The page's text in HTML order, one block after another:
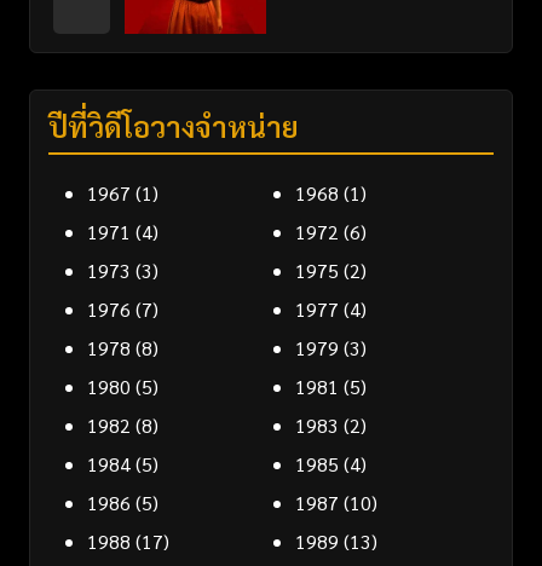
ปีที่วิดีโอวางจำหน่าย
1967 (1) 1968 (1)
1971 (4) 1972 (6)
1973 (3) 1975 (2)
1976 (7) 1977 (4)
1978 (8) 1979 (3)
1980 (5) 1981 (5)
1982 (8) 1983 (2)
1984(5) 1985 (4)
1986 (5) 1987 (10)
1988 (17) 1989 (13)